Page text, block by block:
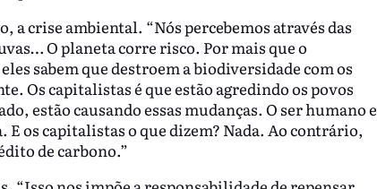
a crise ambiental. “Nós percebemos através das
O planeta corre risco. Por mais que o
sabem que destroem a biodiversidade com os
Os capitalistas é que estão agredindo os povos
estão causando essas mudanças. O ser humano e
os capitalistas o que dizem? Nada. Ao contrário,
de carbono.”